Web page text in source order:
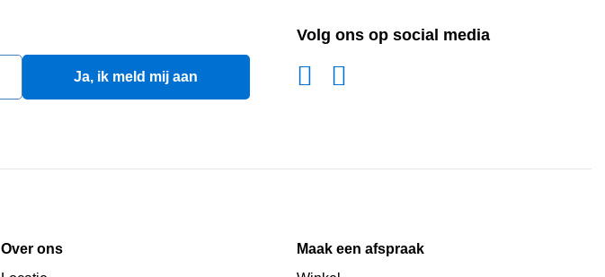
Volg ons op social media
Over ons
Maak een afspraak